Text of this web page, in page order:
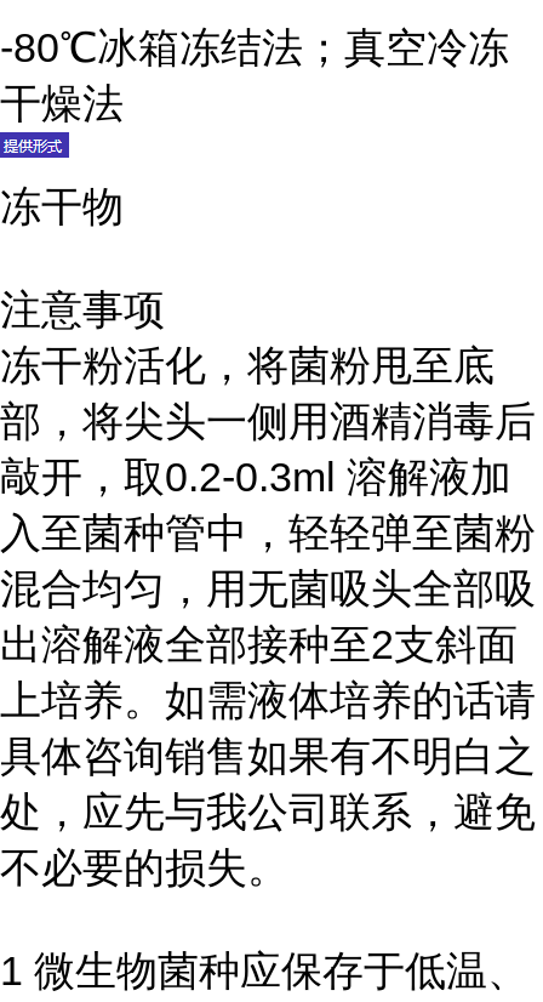
-80℃冰箱冻结法；真空冷冻
干燥法
冻干物
注意事项
冻干粉活化，将菌粉甩至底
部，将尖头一侧用酒精消毒后
敲开，取0.2-0.3ml 溶解液加
入至菌种管中，轻轻弹至菌粉
混合均匀，用无菌吸头全部吸
出溶解液全部接种至2支斜面
上培养。如需液体培养的话请
具体咨询销售如果有不明白之
处，应先与我公司联系，避免
不必要的损失。
1 微生物菌种应保存于低温、